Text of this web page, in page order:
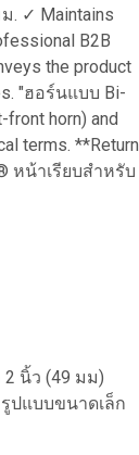
ม. ✓ Maintains
B2B
the product
"ฮอร์นแบบ Bi-
horn) and
terms. **Return
หน้าเรียบสำหรับ
2 นิ้ว (49 มม)
ปแบบขนาดเล็ก